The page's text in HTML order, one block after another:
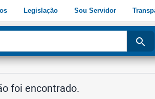
Legislação Sou Servidor
search
foi encontrado.